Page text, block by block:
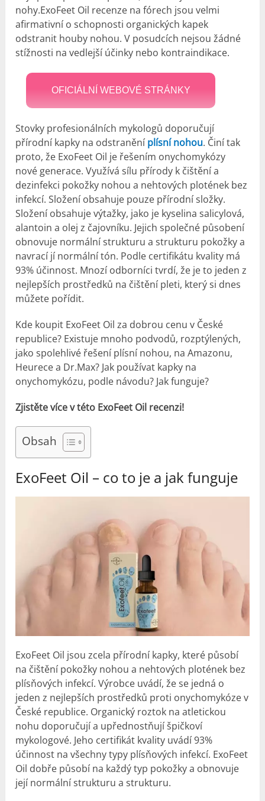
nohy.ExoFeet Oil recenze na fórech jsou velmi
afirmativní o schopnosti organických kapek
odstranit houby nohou. V posudcích nejsou žádné
stížnosti na vedlejší účinky nebo kontraindikace.
OFICIÁLNÍ WEBOVÉ STRÁNKY
Stovky profesionálních mykologů doporučují
přírodní kapky na odstranění plísní nohou. Činí tak
proto, že ExoFeet Oil je řešením onychomykózy
nové generace. Využívá sílu přírody k čištění a
dezinfekci pokožky nohou a nehtových plotének bez
infekcí. Složení obsahuje pouze přírodní složky.
Složení obsahuje výtažky, jako je kyselina salicylová,
alantoin a olej z čajovníku. Jejich společné působení
obnovuje normální strukturu a strukturu pokožky a
navrací jí normální tón. Podle certifikátu kvality má
93% účinnost. Mnozí odborníci tvrdí, že je to jeden z
nejlepších prostředků na čištění pleti, který si dnes
můžete pořídit.
Kde koupit ExoFeet Oil za dobrou cenu v České
republice? Existuje mnoho podvodů, rozptýlených,
jako spolehlivé řešení plísní nohou, na Amazonu,
Heurece a Dr.Max? Jak používat kapky na
onychomykózu, podle návodu? Jak funguje?
Zjistěte více v této ExoFeet Oil recenzi!
Obsah
ExoFeet Oil – co to je a jak funguje
ExoFeet Oil jsou zcela přírodní kapky, které působí
na čištění pokožky nohou a nehtových plotének bez
plísňových infekcí. Výrobce uvádí, že se jedná o
jeden z nejlepších prostředků proti onychomykóze v
České republice. Organický roztok na atletickou
nohu doporučují a upřednostňují špičkoví
mykologové. Jeho certifikát kvality uvádí 93%
účinnost na všechny typy plísňových infekcí. ExoFeet
Oil dobře působí na každý typ pokožky a obnovuje
její normální strukturu a strukturu.